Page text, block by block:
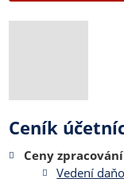
Ceník
Ceny
Vedení